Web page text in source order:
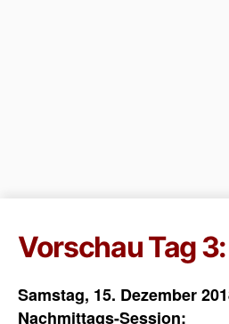
Vorschau Tag 3:
Samstag, 15. Dezember
Nachmittags-Session: